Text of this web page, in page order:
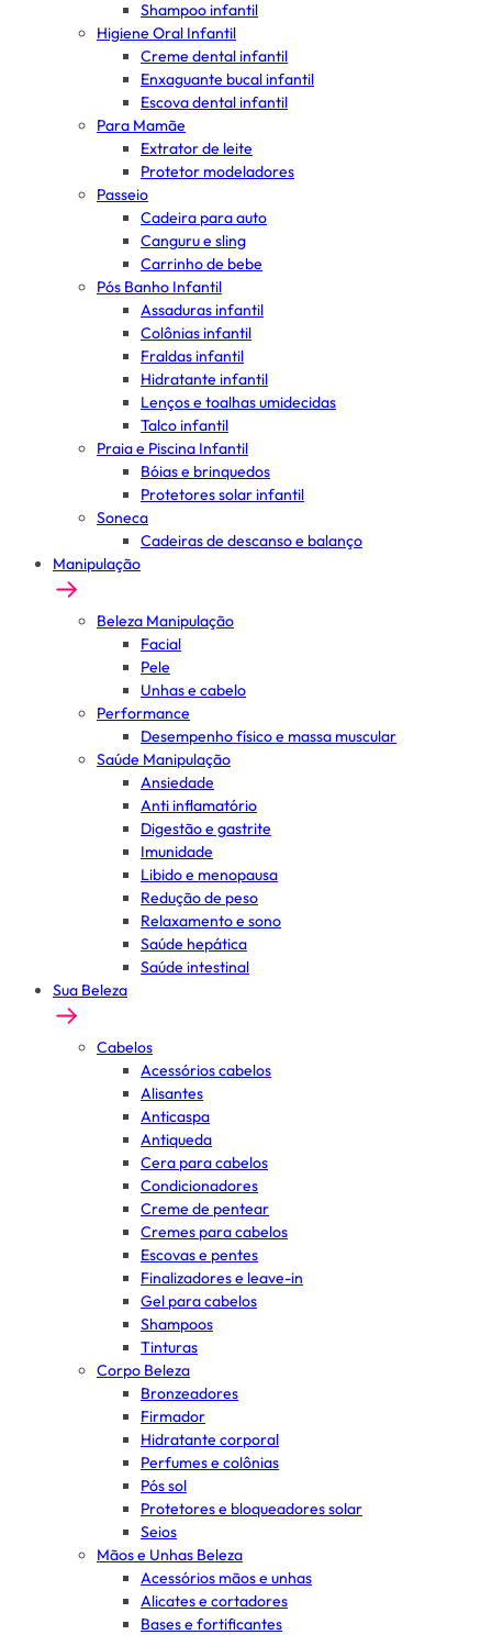
Shampoo infantil
Higiene Oral Infantil
Creme dental infantil
Enxaguante bucal infantil
Escova dental infantil
Para Mamãe
Extrator de leite
Protetor modeladores
Passeio
Cadeira para auto
Canguru e sling
Carrinho de bebe
Pós Banho Infantil
Assaduras infantil
Colônias infantil
Fraldas infantil
Hidratante infantil
Lenços e toalhas umidecidas
Talco infantil
Praia e Piscina Infantil
Bóias e brinquedos
Protetores solar infantil
Soneca
Cadeiras de descanso e balanço
Manipulação
Beleza Manipulação
Facial
Pele
Unhas e cabelo
Performance
Desempenho físico e massa muscular
Saúde Manipulação
Ansiedade
Anti inflamatório
Digestão e gastrite
Imunidade
Libido e menopausa
Redução de peso
Relaxamento e sono
Saúde hepática
Saúde intestinal
Sua Beleza
Cabelos
Acessórios cabelos
Alisantes
Anticaspa
Antiqueda
Cera para cabelos
Condicionadores
Creme de pentear
Cremes para cabelos
Escovas e pentes
Finalizadores e leave-in
Gel para cabelos
Shampoos
Tinturas
Corpo Beleza
Bronzeadores
Firmador
Hidratante corporal
Perfumes e colônias
Pós sol
Protetores e bloqueadores solar
Seios
Mãos e Unhas Beleza
Acessórios mãos e unhas
Alicates e cortadores
Bases e fortificantes